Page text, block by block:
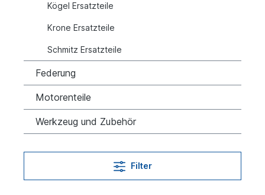
Kögel Ersatzteile
Krone Ersatzteile
Schmitz Ersatzteile
Federung
Motorenteile
Werkzeug und Zubehör
Filter